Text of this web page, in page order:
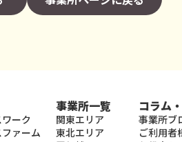
ワーク
ファーム
事業所一覧
関東エリア
東北エリア
コラム
事業所ブ
ご利用者